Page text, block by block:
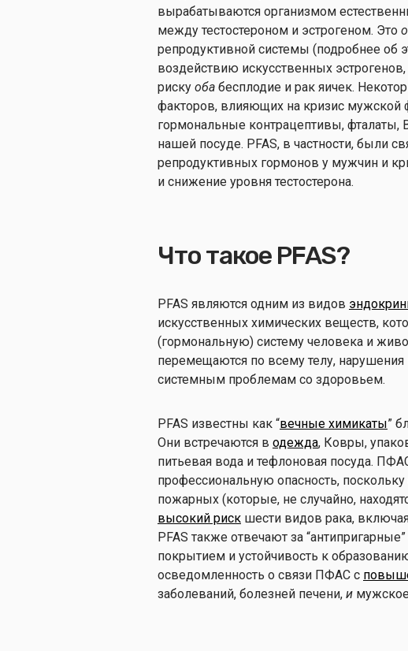
вырабатываются организмом
между тестостероном и эстрогеном. Это
репродуктивной системы (подробнее
воздействию искусственных
риску оба бесплодие и рак яичек.
факторов, влияющих на кризис мужской
гормональные контрацептивы, фталаты,
нашей посуде. PFAS, в частности, были
репродуктивных гормонов у мужчин и
и снижение уровня тестостерона.
Что такое PFAS?
PFAS являются одним из видов
искусственных химических веществ,
(гормональную) систему человека и
перемещаются по всему телу,
системным проблемам со здоровьем.
PFAS известны как “вечные химикаты”
Они встречаются в одежда, Ковры,
питьевая вода и тефлоновая посуда.
профессиональную опасность,
пожарных (которые, не случайно,
высокий риск шести видов рака,
PFAS также отвечают за
покрытием и устойчивость к
осведомленность о связи ПФАС с
заболеваний, болезней печени, и